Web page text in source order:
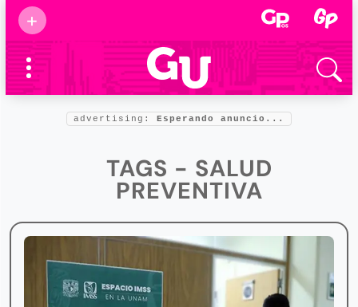
+
Supermamás
2025
Marcas de
confianza
Foro salud
advertising: Esperando anuncio...
TAGS - SALUD
PREVENTIVA